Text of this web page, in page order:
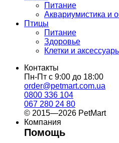
Питание
Аквариумистика и
Птицы
Питание
Здоровье
Клетки и
Контакты
Пн-Пт с 9:00 до 18:00
order@petmart.com.ua
0800 336 104
067 280 24 80
© 2015—2026 PetMart
Компания
Помощь